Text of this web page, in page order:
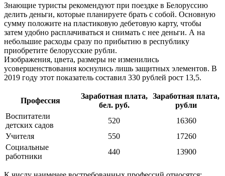
Знающие туристы рекомендуют при поездке в Белоруссию
делить деньги, которые планируете брать с собой. Основную
сумму положите на пластиковую дебетовую карту, чтобы
затем удобно расплачиваться и снимать с нее деньги. А на
небольшие расходы сразу по прибытию в республику
приобретите белорусские рубли.
Изображения, цвета, размеры не изменились
усовершенствования коснулись лишь защитных элементов. В
2019 году этот показатель составил 330 рублей рост 13,5.
Профессия
Заработная плата,
бел. руб.
Заработная плата,
рубли
Воспитатели
детских садов
520
16360
Учителя
550
17260
Социальные
работники
440 13900